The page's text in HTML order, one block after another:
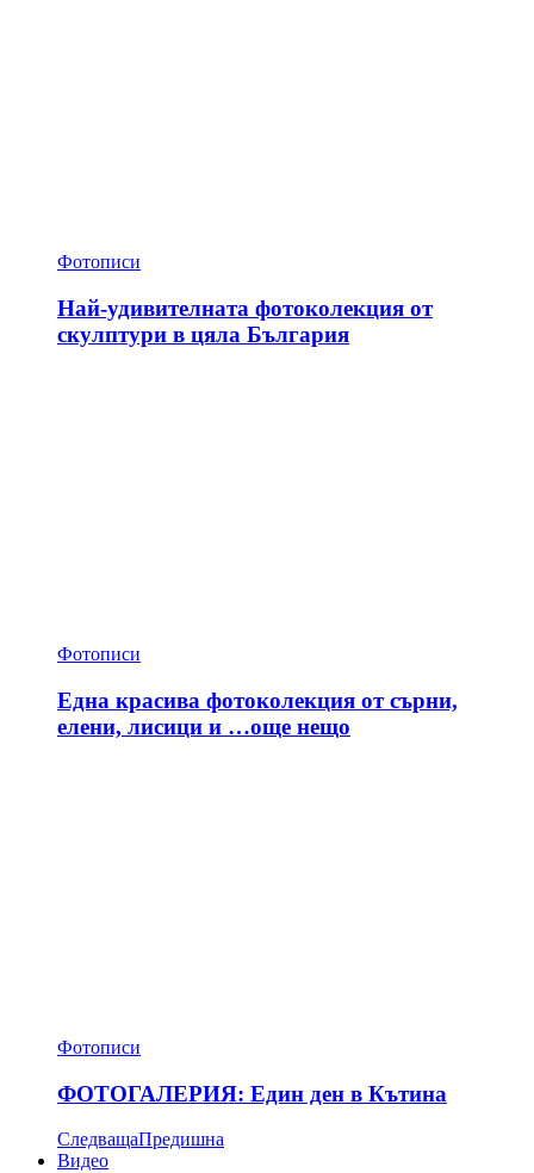
Фотописи
Най-удивителната фотоколекция от
скулптури в цяла България
Фотописи
Една красива фотоколекция от сърни,
елени, лисици и …още нещо
Фотописи
ФОТОГАЛЕРИЯ: Един ден в Кътина
СледващаПредишна
Видео